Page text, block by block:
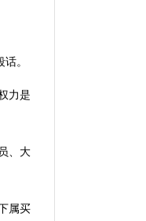
。
力是
、大
属买